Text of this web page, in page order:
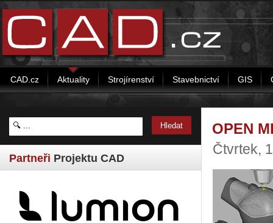
CAD.cz Aktuality Strojírenství Stavebnictví GIS
Partneři Projektu CAD
OPEN
Čtvrtek,